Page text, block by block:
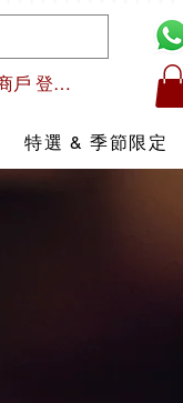
批發商戶 登入/註冊
特選 & 季節限定